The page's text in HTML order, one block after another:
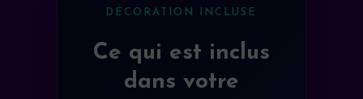
DÉCORATION INCLUSE
Ce qui est inclus
dans votre